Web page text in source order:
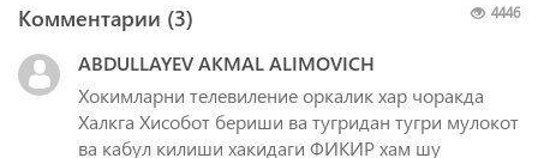
4446
Комментарии (3)
ABDULLAYEV AKMAL ALIMOVICH
Хокимларни телевиление оркалик хар чоракда
Халкга Хисобот бериши ва тугридан тугри мулокот
ва кабул килиши хакидаги ФИКИР хам шу